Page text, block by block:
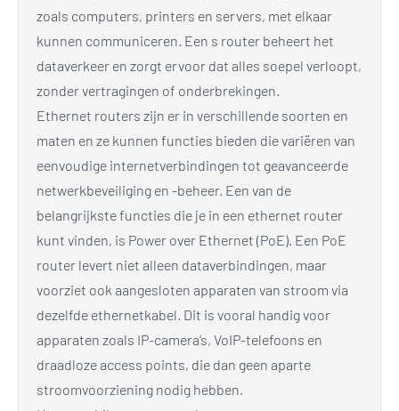
zoals computers, printers en servers, met elkaar
kunnen communiceren. Een s router beheert het
dataverkeer en zorgt ervoor dat alles soepel verloopt,
zonder vertragingen of onderbrekingen.
Ethernet routers zijn er in verschillende soorten en
maten en ze kunnen functies bieden die variëren van
eenvoudige internetverbindingen tot geavanceerde
netwerkbeveiliging en -beheer. Een van de
belangrijkste functies die je in een ethernet router
kunt vinden, is Power over Ethernet (PoE). Een PoE
router levert niet alleen dataverbindingen, maar
voorziet ook aangesloten apparaten van stroom via
dezelfde ethernetkabel. Dit is vooral handig voor
apparaten zoals IP-camera’s, VoIP-telefoons en
draadloze access points, die dan geen aparte
stroomvoorziening nodig hebben.